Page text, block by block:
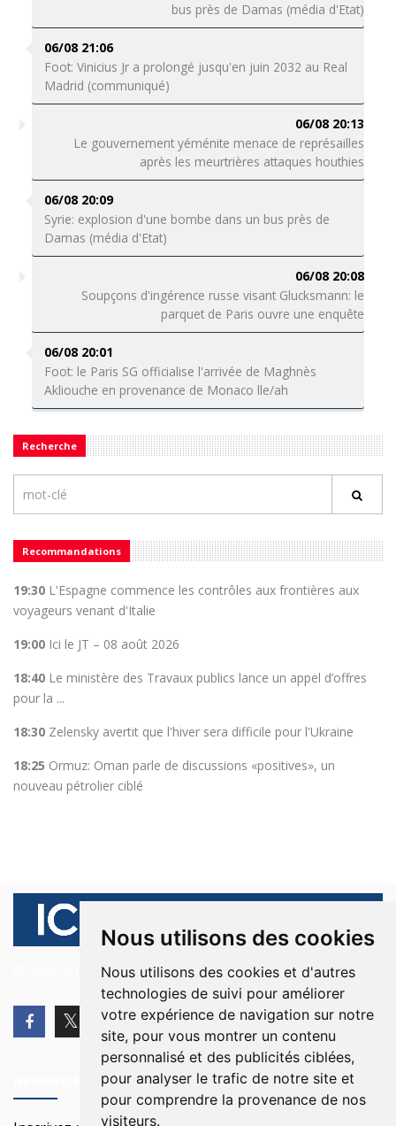
Nous utilisons des cookies
Nous utilisons des cookies et d'autres
technologies de suivi pour améliorer
votre expérience de navigation sur notre
site, pour vous montrer un contenu
personnalisé et des publicités ciblées,
pour analyser le trafic de notre site et
pour comprendre la provenance de nos
visiteurs.
bus près de Damas (média d'Etat)
06/08 21:06
Foot: Vinicius Jr a prolongé jusqu'en juin 2032 au Real
Madrid (communiqué)
06/08 20:13
Le gouvernement yéménite menace de représailles
après les meurtrières attaques houthies
06/08 20:09
Syrie: explosion d'une bombe dans un bus près de
Damas (média d'Etat)
06/08 20:08
Soupçons d'ingérence russe visant Glucksmann: le
parquet de Paris ouvre une enquête
06/08 20:01
Foot: le Paris SG officialise l'arrivée de Maghnès
Akliouche en provenance de Monaco lle/ah
Recherche
Recommandations
19:30 L'Espagne commence les contrôles aux frontières aux
voyageurs venant d'Italie
19:00 Ici le JT – 08 août 2026
18:40 Le ministère des Travaux publics lance un appel d’offres
pour la ...
18:30 Zelensky avertit que l'hiver sera difficile pour l'Ukraine
18:25 Ormuz: Oman parle de discussions «positives», un
nouveau pétrolier ciblé
© 2026 Ici Beyrouth. Tous les droits sont réservés.